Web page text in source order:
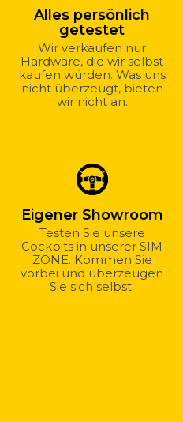
Alles persönlich
getestet
Wir verkaufen nur
Hardware, die wir selbst
kaufen würden. Was uns
nicht überzeugt, bieten
wir nicht an.
Eigener Showroom
Testen Sie unsere
Cockpits in unserer SIM
ZONE. Kommen Sie
vorbei und überzeugen
Sie sich selbst.